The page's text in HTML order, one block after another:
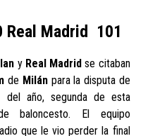
Madrid 101
y Real Madrid se citaban
de Milán para la disputa de
del año, segunda de esta
baloncesto. El equipo
que le vio perder la final